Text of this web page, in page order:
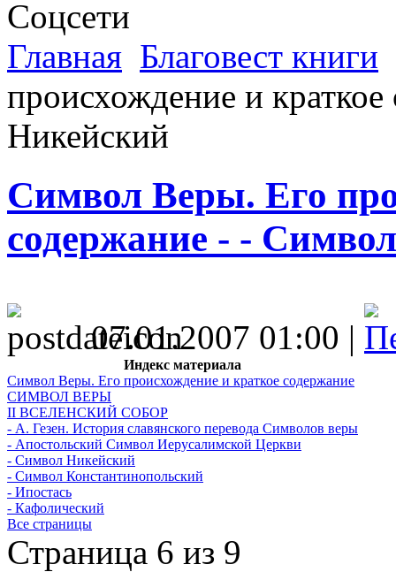
Соцсети
Главная Благовест книги
происхождение и
Никейский
Символ Веры. Его
содержание - -
07.01.2007 01:00 |
Индекс материала
Символ Веры. Его происхождение и краткое содержание
СИМВОЛ ВЕРЫ
II ВСЕЛЕНСКИЙ СОБОР
- А. Гезен. История славянского перевода Символов веры
- Апостольский Символ Иерусалимской Церкви
- Символ Никейский
- Символ Константинопольский
- Ипостась
- Кафолический
Все страницы
Страница 6 из 9